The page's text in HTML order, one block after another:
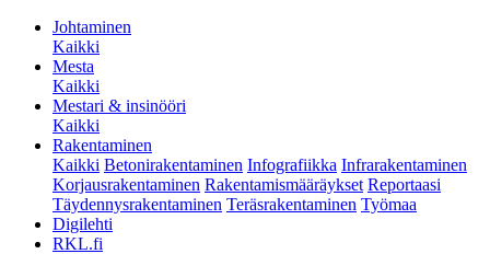
Johtaminen
Kaikki
Mesta
Kaikki
Mestari & insinööri
Kaikki
Rakentaminen
Kaikki Betonirakentaminen Infografiikka Infrarakentaminen
Korjausrakentaminen Rakentamismääräykset Reportaasi
Täydennysrakentaminen Teräsrakentaminen Työmaa
Digilehti
RKL.fi